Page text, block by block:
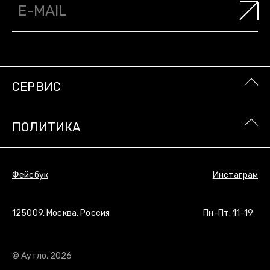
125009, Москва, Россия Пн-Пт: 11-19
СЕРВИС
ПОЛИТИКА
Фейсбук Инстаграм
© Аутло, 2026